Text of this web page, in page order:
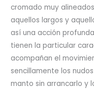
cromado muy
aquellos largos y
así una acción
tienen la particular
acompañan el
sencillamente los
manto sin arrancarlo y